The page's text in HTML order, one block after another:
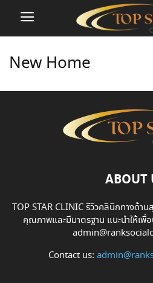
New Home
ABOUT
TOP STAR CLINIC รีวิวคลินิกทางด้า
คุณภาพและมีมาตรฐาน แนะนำให้เพื่
Contact us: